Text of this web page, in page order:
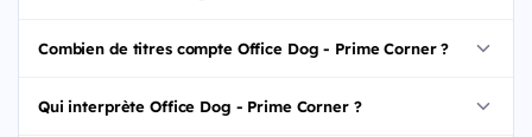
Combien de titres compte Office Dog - Prime Corner ?
Qui interprète Office Dog - Prime Corner ?